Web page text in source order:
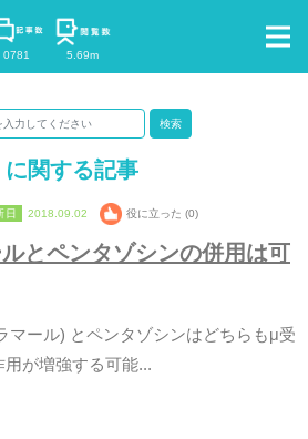
0781 5.69m
検索
に関する記事
2018.09.02 役に立った (0)
ルとペンタゾシンの併用は可
マール) とペンタ ゾシンはどち ら もμ受
用が増強する可能...